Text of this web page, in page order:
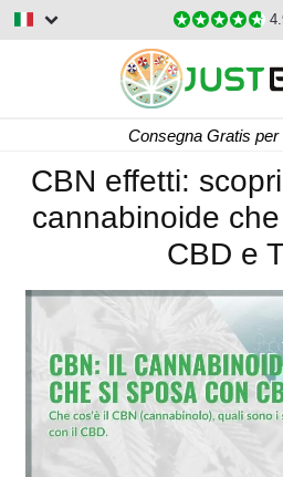
Consegna Gratis per
CBN effetti:
cannabinoide
CBD e